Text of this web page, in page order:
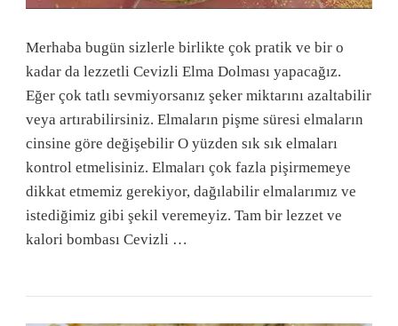
Merhaba bugün sizlerle birlikte çok pratik ve bir o
kadar da lezzetli Cevizli Elma Dolması yapacağız.
Eğer çok tatlı sevmiyorsanız şeker miktarını azaltabilir
veya artırabilirsiniz. Elmaların pişme süresi elmaların
cinsine göre değişebilir O yüzden sık sık elmaları
kontrol etmelisiniz. Elmaları çok fazla pişirmemeye
dikkat etmemiz gerekiyor, dağılabilir elmalarımız ve
istediğimiz gibi şekil veremeyiz. Tam bir lezzet ve
kalori bombası Cevizli …